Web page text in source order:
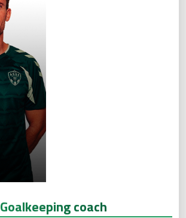
Goalkeeping coach